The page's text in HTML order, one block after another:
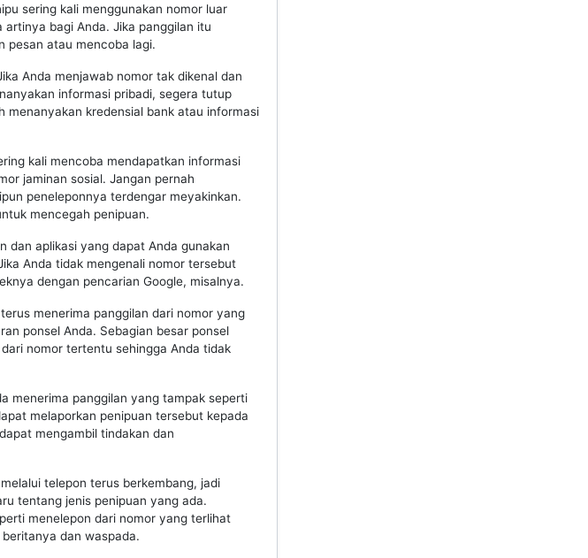
sering kali menggunakan nomor luar
bagi Anda. Jika panggilan itu
pesan atau mencoba lagi.
Anda menjawab nomor tak dikenal dan
informasi pribadi, segera tutup
menanyakan kredensial bank atau informasi
kali mencoba mendapatkan informasi
jaminan sosial. Jangan pernah
peneleponnya terdengar meyakinkan.
mencegah penipuan.
dan aplikasi yang dapat Anda gunakan
Anda tidak mengenali nomor tersebut
dengan pencarian Google, misalnya.
menerima panggilan dari nomor yang
ponsel Anda. Sebagian besar ponsel
nomor tertentu sehingga Anda tidak
menerima panggilan yang tampak seperti
melaporkan penipuan tersebut kepada
mengambil tindakan dan
telepon terus berkembang, jadi
tentang jenis penipuan yang ada.
menelepon dari nomor yang terlihat
dan waspada.